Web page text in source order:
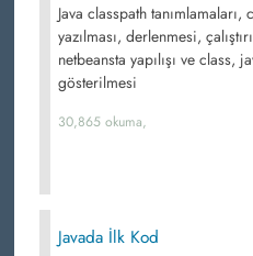
Java classpath
yazılması, derlenmesi,
netbeansta yapılışı ve class,
gösterilmesi
30,865 okuma,
Javada İlk Kod